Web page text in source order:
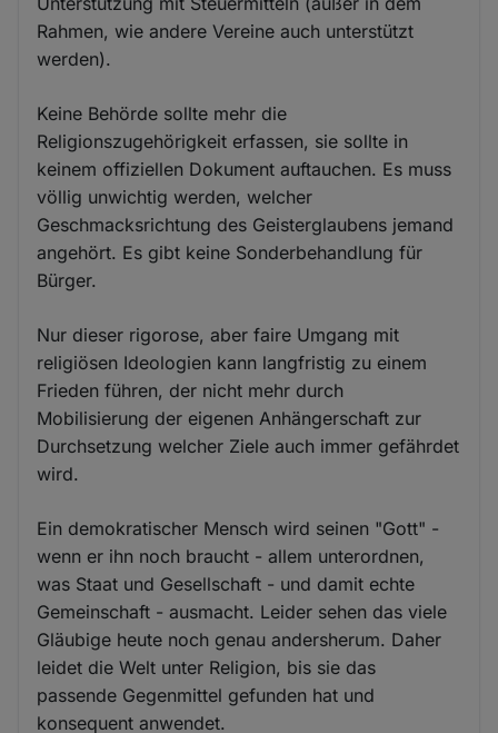
Rahmen, wie andere Vereine auch unterstützt
werden).
Keine Behörde sollte mehr die
Religionszugehörigkeit erfassen, sie sollte in
keinem offiziellen Dokument auftauchen. Es muss
völlig unwichtig werden, welcher
Geschmacksrichtung des Geisterglaubens jemand
angehört. Es gibt keine Sonderbehandlung für
Bürger.
Nur dieser rigorose, aber faire Umgang mit
religiösen Ideologien kann langfristig zu einem
Frieden führen, der nicht mehr durch
Mobilisierung der eigenen Anhängerschaft zur
Durchsetzung welcher Ziele auch immer gefährdet
wird.
Ein demokratischer Mensch wird seinen "Gott" -
wenn er ihn noch braucht - allem unterordnen,
was Staat und Gesellschaft - und damit echte
Gemeinschaft - ausmacht. Leider sehen das viele
Gläubige heute noch genau andersherum. Daher
leidet die Welt unter Religion, bis sie das
passende Gegenmittel gefunden hat und
konsequent anwendet.